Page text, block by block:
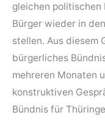
gleichen
Bürger wieder in
stellen. Aus diesem
bürgerliches
mehreren Monaten
konstruktiven
Bündnis für